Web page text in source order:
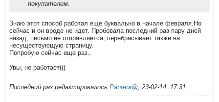
покупателем.
Знаю этот способ работал еще буквально в начале февраля.Но
сейчас и он вроде не идет. Пробовала последний раз пару дней
назад, письмо не отправляется, перебрасывает также на
несуществующую страницу.
Попробую сейчас еще раз..
Увы, не работает(((
Последний раз редактировалось Pantera@; 23-02-14, 17:31